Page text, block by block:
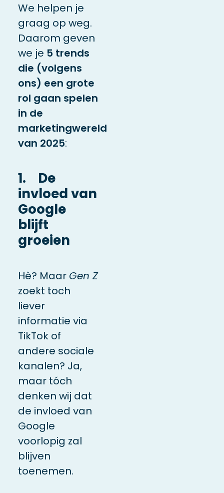
We helpen je
graag op weg.
Daarom geven
we je 5 trends
die (volgens
ons) een grote
rol gaan spelen
in de
marketingwereld
van 2025:
1. De
invloed van
Google
blijft
groeien
Hè? Maar Gen Z
zoekt toch
liever
informatie via
TikTok of
andere sociale
kanalen? Ja,
maar tóch
denken wij dat
de invloed van
Google
voorlopig zal
blijven
toenemen.